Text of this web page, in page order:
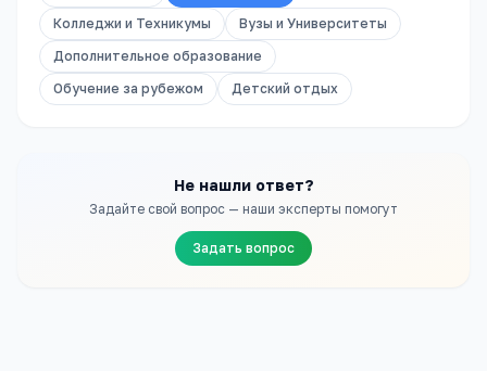
Колледжи и Техникумы
Вузы и Университеты
Дополнительное образование
Обучение за рубежом
Детский отдых
Не нашли ответ?
Задайте свой вопрос — наши эксперты помогут
Задать вопрос